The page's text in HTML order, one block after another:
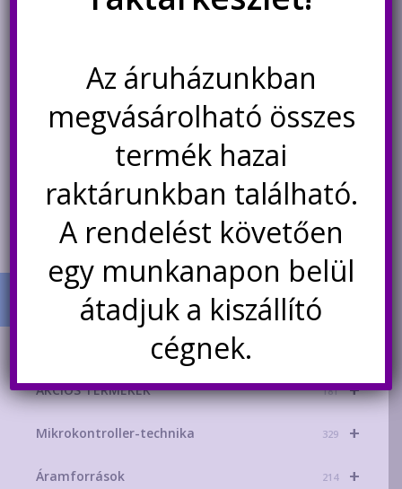
Nincs készleten
újra elérhető
99 Ft
Nincs készleten
újra elérhető
+
AKCIÓS TERMÉKEK 181
+
Mikrokontroller-technika 329
+
Áramforrások 214
Az áruházunkban
megvásárolható összes
termék hazai
raktárunkban található.
A rendelést követően
egy munkanapon belül
átadjuk a kiszállító
cégnek.